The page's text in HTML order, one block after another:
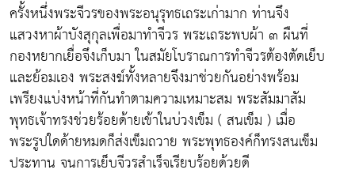
ครั้งหนึ่งพระจีวรของพระอนุรุทธเถระเก่ามาก ท่านจึง
แสวงหาผ้าบังสุกุลเพื่อมาทำจีวร พระเถระพบผ้า ๓ ผืนที่
กองหยากเยื่อจึงเก็บมา ในสมัยโบราณการทำจีวรต้องตัดเย็บ
และย้อมเอง พระสงฆ์ทั้งหลายจึงมาช่วยกันอย่างพร้อม
เพรียงแบ่งหน้าที่กันทำตามความเหมาะสม พระสัมมาสัม
พุทธเจ้าทรงช่วยร้อยด้ายเข้าในบ่วงเข็ม ( สนเข็ม ) เมื่อ
พระรูปใดด้ายหมดก็ส่งเข็มถวาย พระพุทธองค์ก็ทรงสนเข็ม
ประทาน จนการเย็บจีวรสำเร็จเรียบร้อยด้วยดี